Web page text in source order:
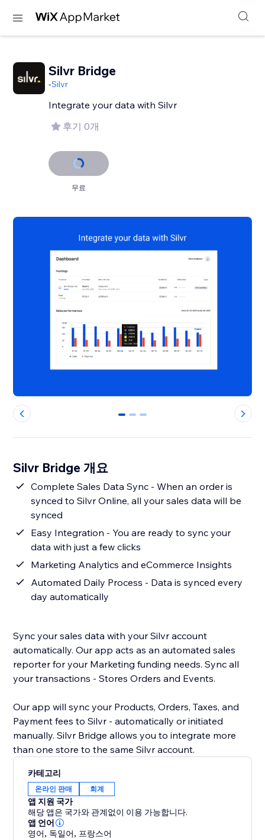
Silvr Bridge
-Silvr
Integrate your data with Silvr
후기 0개
무료
0 1 2
Silvr Bridge 개요
Complete Sales Data Sync - When an order is
synced to Silvr Online, all your sales data will be
synced
Easy Integration - You are ready to sync your
data with just a few clicks
Marketing Analytics and eCommerce Insights
Automated Daily Process - Data is synced every
day automatically
Sync your sales data with your Silvr account
automatically. Our app acts as an automated sales
reporter for your Marketing funding needs. Sync all
your transactions - Stores Orders and Events.
Our app will sync your Products, Orders, Taxes, and
Payment fees to Silvr - automatically or initiated
manually. Silvr Bridge allows you to integrate more
than one store to the same Silvr account.
카테고리
온라인 판매 회계
앱 지원 국가
해당 앱은 국가와 관계없이 이용 가능합니다.
앱 언어
영어, 독일어, 프랑스어